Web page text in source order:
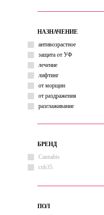
НАЗНАЧЕНИЕ
антивозрастное
защита от УФ
лечение
лифтинг
от морщин
от раздражения
разглаживание
БРЕНД
Cannabis
cnb35.
ПОЛ